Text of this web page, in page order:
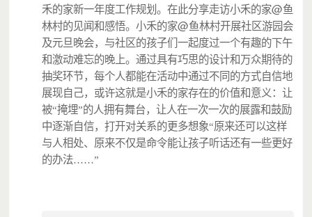
禾的家新一年度工作规划。在此分享走访小禾的家@鱼
林村的见闻和感悟。小禾的家@鱼林村开展社区游园会
及元旦晚会，与社区的孩子们一起度过一个有趣的下午
和激动难忘的晚上。通过具有巧思的设计和万众期待的
抽奖环节，每个人都能在活动中通过不同的方式自信地
展现自己，或许这就是小禾的家存在的价值和意义：让
被“掩埋”的人拥有舞台，让人在一次一次的展露和鼓励
中逐渐自信，打开对关系的更多想象“原来还可以这样
与人相处、原来不仅是命令能让孩子听话还有一些更好
的办法……”